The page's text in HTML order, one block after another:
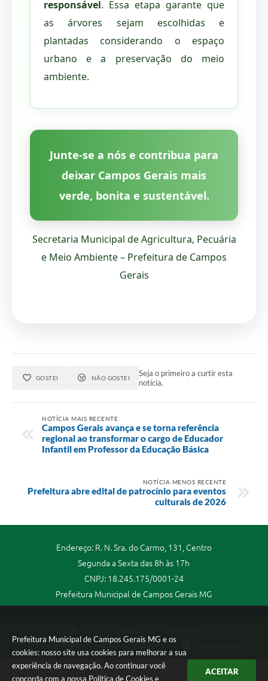
Prefeitura Municipal de Campos Gerais MG e os
cookies: nosso site usa cookies para melhorar a sua
experiência de navegação. Ao continuar você
concorda com a nossa Política de Cookies e
ACEITAR
responsável. Essa etapa garante que
as árvores sejam escolhidas e
plantadas considerando o espaço
urbano e a preservação do meio
ambiente.
Junte-se a nós e contribua para
deixar Campos Gerais mais
verde, bonita e sustentável.
Secretaria Municipal de Agricultura, Pecuária
e Meio Ambiente – Prefeitura de Campos
Gerais
GOSTEI NÃO GOSTEI
Seja o primeiro a curtir esta
notícia.
NOTÍCIA MAIS RECENTE
Campos Gerais avança e se torna referência
regional ao transformar o cargo de Educador
Infantil em Professor da Educação Básica
NOTÍCIA MENOS RECENTE
Prefeitura abre edital de patrocínio para eventos
culturais de 2026
Endereço: R. N. Sra. do Carmo, 131, Centro
Segunda a Sexta das 8h às 17h
CNPJ: 18.245.175/0001-24
Prefeitura Municipal de Campos Gerais MG
Portal atualizado em:
06/08/2026 11:05